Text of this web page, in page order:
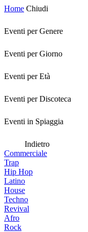
Home Chiudi
Eventi per Genere
Eventi per Giorno
Eventi per Età
Eventi per Discoteca
Eventi in Spiaggia
Indietro
Commerciale
Trap
Hip Hop
Latino
House
Techno
Revival
Afro
Rock